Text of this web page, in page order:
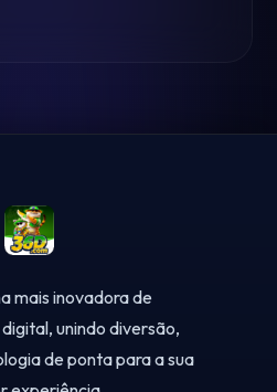
mais inovadora de
unindo diversão,
de ponta para a sua